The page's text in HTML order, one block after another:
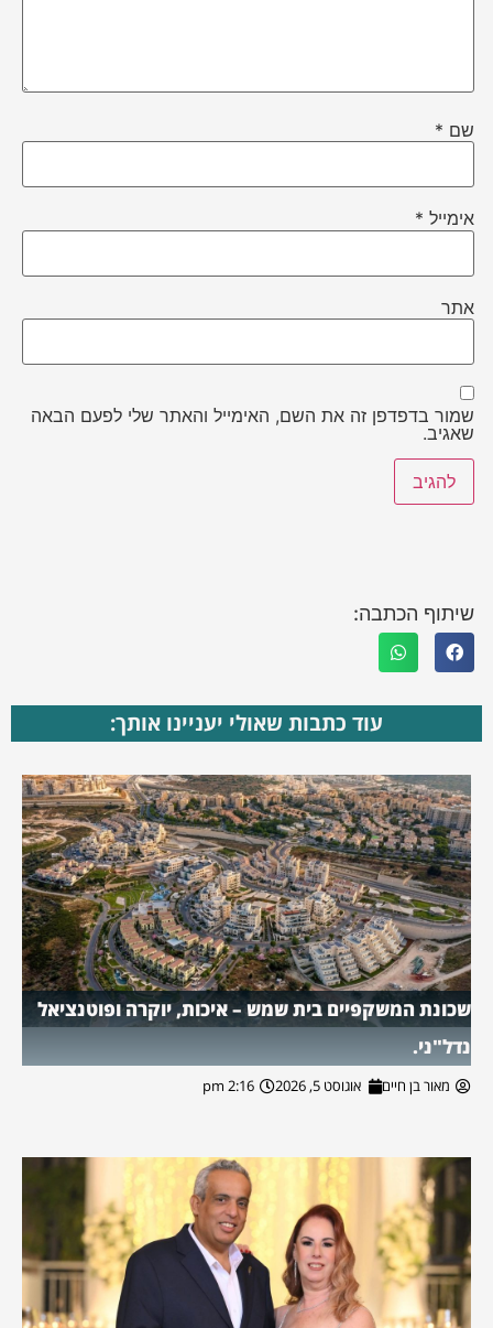
שם *
אימייל *
אתר
שמור בדפדפן זה את השם, האימייל והאתר שלי לפעם הבאה
שאגיב.
שיתוף הכתבה:
עוד כתבות שאולי יעניינו אותך:
שכונת המשקפיים בית שמש – איכות, יוקרה ופוטנציאל
נדל"ני.
מאור בן חיים אוגוסט 5, 2026 2:16 pm